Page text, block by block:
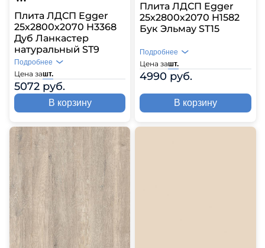
Плита ЛДСП Egger
25х2800х2070 H3368
Дуб Ланкастер
натуральный ST9
Цена зашт.
5072 руб.
Подробнее
В корзину
Плита ЛДСП Egger
25х2800х2070 H1582
Бук Эльмау ST15
Цена зашт.
4990 руб.
Подробнее
В корзину